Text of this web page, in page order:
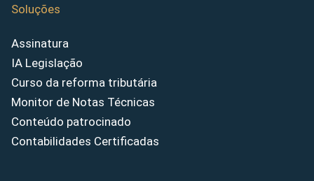
Soluções
Assinatura
IA Legislação
Curso da reforma tributária
Monitor de Notas Técnicas
Conteúdo patrocinado
Contabilidades Certificadas